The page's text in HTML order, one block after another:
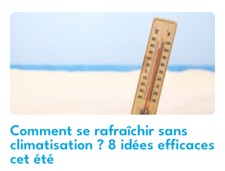
Comment se rafraîchir sans
climatisation ? 8 idées efficaces
cet été